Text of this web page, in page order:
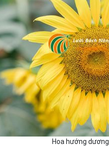
Hoa hướng dương